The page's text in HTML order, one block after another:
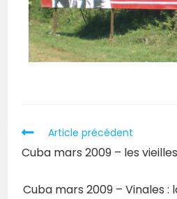
Article précédent
Cuba mars 2009 – les
Cuba mars 2009 – Vinales